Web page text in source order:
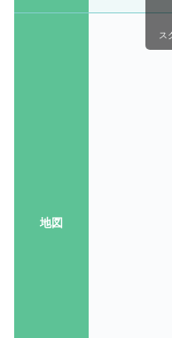
地図
ス